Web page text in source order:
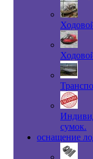
сумок.
оснащение